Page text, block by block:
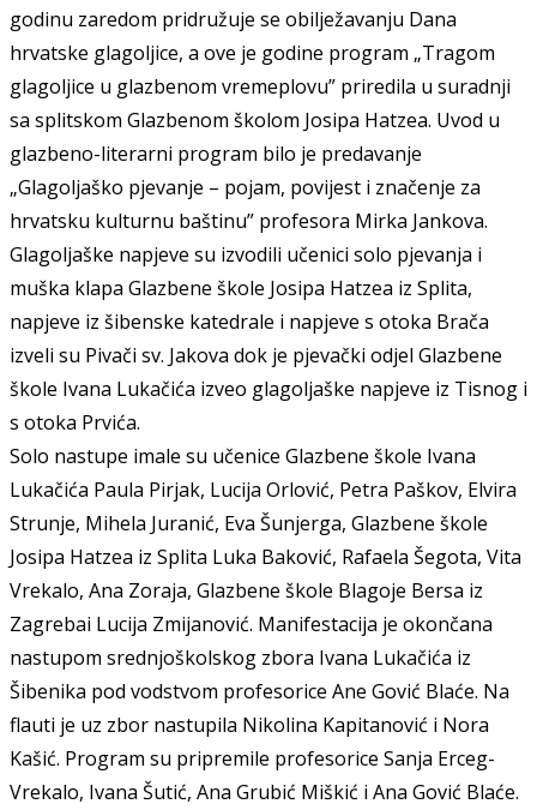
godinu zaredom pridružuje se obilježavanju Dana
hrvatske glagoljice, a ove je godine program „Tragom
glagoljice u glazbenom vremeplovu” priredila u suradnji
sa splitskom Glazbenom školom Josipa Hatzea. Uvod u
glazbeno-literarni program bilo je predavanje
„Glagoljaško pjevanje – pojam, povijest i značenje za
hrvatsku kulturnu baštinu” profesora Mirka Jankova.
Glagoljaške napjeve su izvodili učenici solo pjevanja i
muška klapa Glazbene škole Josipa Hatzea iz Splita,
napjeve iz šibenske katedrale i napjeve s otoka Brača
izveli su Pivači sv. Jakova dok je pjevački odjel Glazbene
škole Ivana Lukačića izveo glagoljaške napjeve iz Tisnog i
s otoka Prvića.
Solo nastupe imale su učenice Glazbene škole Ivana
Lukačića Paula Pirjak, Lucija Orlović, Petra Paškov, Elvira
Strunje, Mihela Juranić, Eva Šunjerga, Glazbene škole
Josipa Hatzea iz Splita Luka Baković, Rafaela Šegota, Vita
Vrekalo, Ana Zoraja, Glazbene škole Blagoje Bersa iz
Zagrebai Lucija Zmijanović. Manifestacija je okončana
nastupom srednjoškolskog zbora Ivana Lukačića iz
Šibenika pod vodstvom profesorice Ane Gović Blaće. Na
flauti je uz zbor nastupila Nikolina Kapitanović i Nora
Kašić. Program su pripremile profesorice Sanja Erceg-
Vrekalo, Ivana Šutić, Ana Grubić Miškić i Ana Gović Blaće.